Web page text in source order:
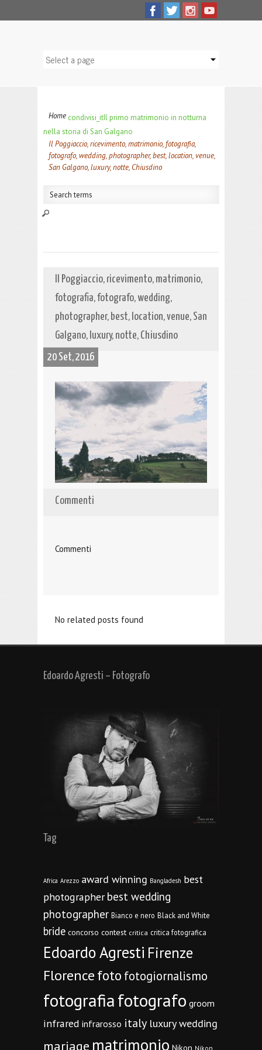
Home condivisi_itIl primo matrimonio in notturna
nella storia di San Galgano
Il Poggiaccio, ricevimento, matrimonio, fotografia,
fotografo, wedding, photographer, best, location, venue,
San Galgano, luxury, notte, Chiusdino
Il Poggiaccio, ricevimento, matrimonio,
fotografia, fotografo, wedding,
photographer, best, location, venue, San
Galgano, luxury, notte, Chiusdino
20 Set, 2016
Commenti
Commenti
No related posts found
Edoardo Agresti – Fotografo
Tag
Africa Arezzo award winning Bangladesh best
photographer best wedding
photographer Bianco e nero Black and White
bride concorso contest critica critica fotografica
Edoardo Agresti Firenze
Florencefoto fotogiornalismo
fotografiafotografo groom
infrared infrarosso italy luxury wedding
mariage matrimonio Nikon Nikon